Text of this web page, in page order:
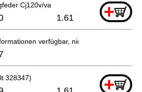
Cj120v/va +
1.61
verfügbar, nicht bestellbar
328347) +